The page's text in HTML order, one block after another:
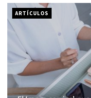
ARTÍCULOS